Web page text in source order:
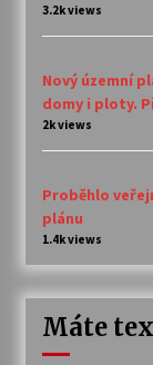
3.2k views
Nový územní
domy i ploty.
2k views
Proběhlo
plánu
1.4k views
Máte